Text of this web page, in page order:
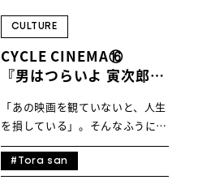
CULTURE
CYCLE CINEMA⑯
『男はつらいよ 寅次郎頑
「あの映画を観ていないと、人生
を損している」。そんなふうに語
る人がいる。趣味は人それぞれだ
し、どんな映画を観るかは本人の
#Tora san